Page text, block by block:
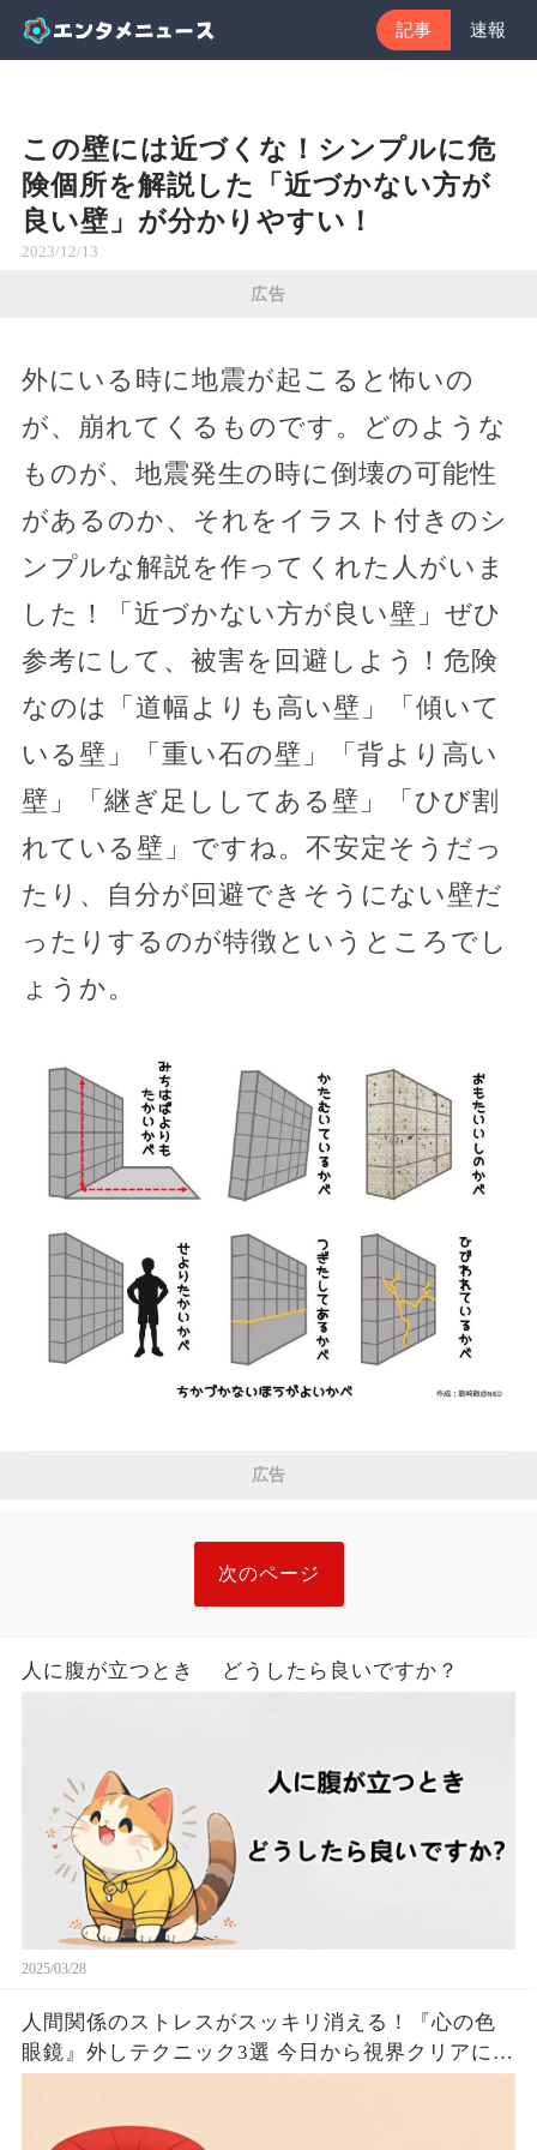
記事 速報
この壁には近づくな！シンプルに危
険個所を解説した「近づかない方が
良い壁」が分かりやすい！
2023/12/13
広告
外にいる時に地震が起こると怖いの
が、崩れてくるものです。どのような
ものが、地震発生の時に倒壊の可能性
があるのか、それをイラスト付きのシ
ンプルな解説を作ってくれた人がいま
した！「近づかない方が良い壁」ぜひ
参考にして、被害を回避しよう！危険
なのは「道幅よりも高い壁」「傾いて
いる壁」「重い石の壁」「背より高い
壁」「継ぎ足ししてある壁」「ひび割
れている壁」ですね。不安定そうだっ
たり、自分が回避できそうにない壁だ
ったりするのが特徴というところでし
ょうか。
広告
次のページ
人に腹が立つとき どうしたら良いですか？
2025/03/28
人間関係のストレスがスッキリ消える！『心の色
眼鏡』外しテクニック3選 今日から視界クリアにな